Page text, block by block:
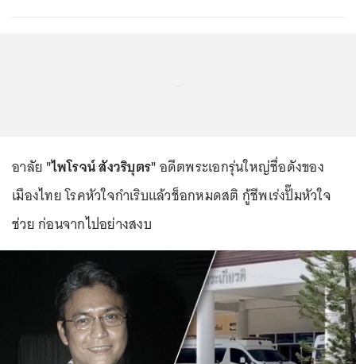
อาลัย "ไพโรจน์ สังวริบุตร"อดีตพระเอกรุ่นใหญ่ชื่อดังของ
เมืองไทย โรคหัวใจกำเริบแล้วช็อกหมดสติ กู้ชีพเร่งปั๊มหัวใจ
ช่วย ก่อนจากไปอย่างสงบ